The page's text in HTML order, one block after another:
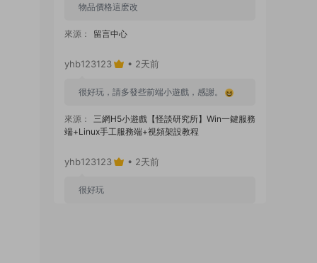
物品價格這麽改
來源： 留言中心
yhb123123 • 2天前
很好玩，請多發些前端小遊戲，感謝。
來源：
三網H5小遊戲【怪談研究所】Win一鍵服務
端+Linux手工服務端+視頻架設教程
yhb123123 • 2天前
很好玩